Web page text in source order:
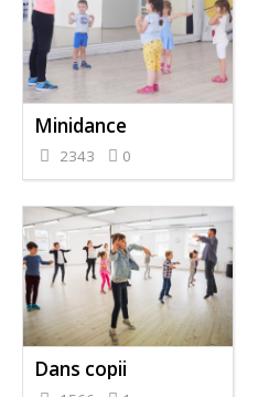
Minidance
2343 0
Dans copii